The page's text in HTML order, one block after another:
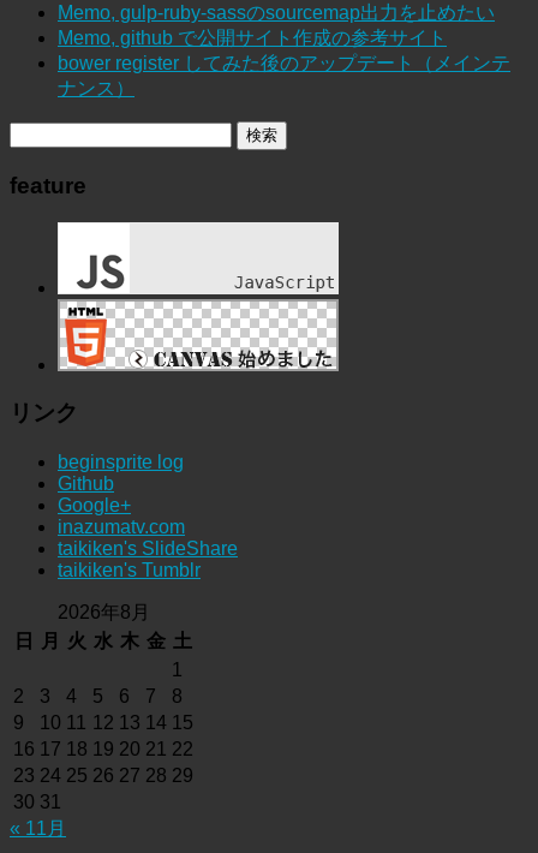
Memo, gulp-ruby-sassのsourcemap出力を止めたい
Memo, github で公開サイト作成の参考サイト
bower register してみた後のアップデート（メインテ
ナンス）
feature
リンク
beginsprite log
Github
Google+
inazumatv.com
taikiken's SlideShare
taikiken's Tumblr
2026年8月
日
月 火 水 木 金 土
1
2
3 4 5 6 7
8
9
10 11 12 13 14 15
16 17 18 19 20 21 22
23 24 25 26 27 28 29
30 31
« 11月